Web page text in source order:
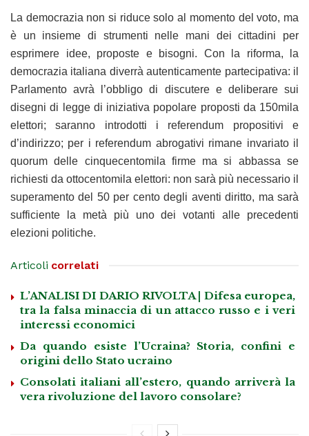
La democrazia non si riduce solo al momento del voto, ma
è un insieme di strumenti nelle mani dei cittadini per
esprimere idee, proposte e bisogni. Con la riforma, la
democrazia italiana diverrà autenticamente partecipativa: il
Parlamento avrà l’obbligo di discutere e deliberare sui
disegni di legge di iniziativa popolare proposti da 150mila
elettori; saranno introdotti i referendum propositivi e
d’indirizzo; per i referendum abrogativi rimane invariato il
quorum delle cinquecentomila firme ma si abbassa se
richiesti da ottocentomila elettori: non sarà più necessario il
superamento del 50 per cento degli aventi diritto, ma sarà
sufficiente la metà più uno dei votanti alle precedenti
elezioni politiche.
Articoli correlati
L’ANALISI DI DARIO RIVOLTA | Difesa europea,
tra la falsa minaccia di un attacco russo e i veri
interessi economici
Da quando esiste l’Ucraina? Storia, confini e
origini dello Stato ucraino
Consolati italiani all’estero, quando arriverà la
vera rivoluzione del lavoro consolare?